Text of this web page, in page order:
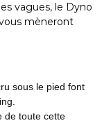
vagues, le Dyno
mèneront
sous le pied font
de toute cette